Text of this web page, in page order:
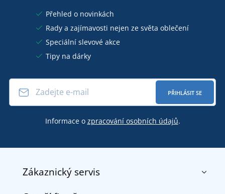
Přehled o novinkách
Rady a zajímavosti nejen ze světa oblečení
Speciální slevové akce
Tipy na dárky
PŘIHLÁSIT SE
Informace o zpracování osobních údajů.
Zákaznický servis